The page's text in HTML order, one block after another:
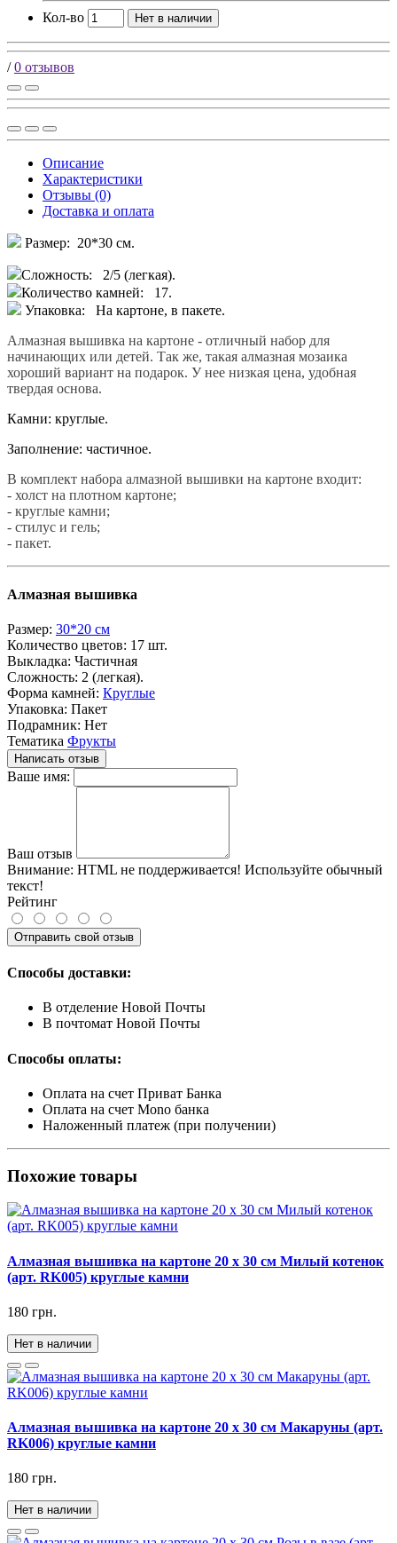
Кол-во Нет в наличии
/0 отзывов
Описание
Характеристики
Отзывы (0)
Доставка и оплата
Размер: 20*30 см.
Сложность: 2/5 (легкая).
Количество камней: 17.
Упаковка: На картоне, в пакете.
Алмазная вышивка на картоне - отличный набор для
начинающих или детей. Так же, такая алмазная мозаика
хороший вариант на подарок. У нее низкая цена, удобная
твердая основа.
Камни: круглые.
Заполнение: частичное.
В комплект набора алмазной вышивки на картоне входит:
- холст на плотном картоне;
- круглые камни;
- стилус и гель;
- пакет.
Алмазная вышивка
Размер: 30*20 см
Количество цветов: 17 шт.
Выкладка: Частичная
Сложность: 2 (легкая).
Форма камней: Круглые
Упаковка: Пакет
Подрамник: Нет
Тематика Фрукты
Написать отзыв
Ваше имя:
Ваш отзыв
Внимание: HTML не поддерживается! Используйте обычный
текст!
Рейтинг
Отправить свой отзыв
Способы доставки:
В отделение Новой Почты
В почтомат Новой Почты
Способы оплаты:
Оплата на счет Приват Банка
Оплата на счет Mono банка
Наложенный платеж (при получении)
Похожие товары
Алмазная вышивка на картоне 20 х 30 см Милый котенок
(арт. RK005) круглые камни
180 грн.
Нет в наличии
Алмазная вышивка на картоне 20 х 30 см Макаруны (арт.
RK006) круглые камни
180 грн.
Нет в наличии